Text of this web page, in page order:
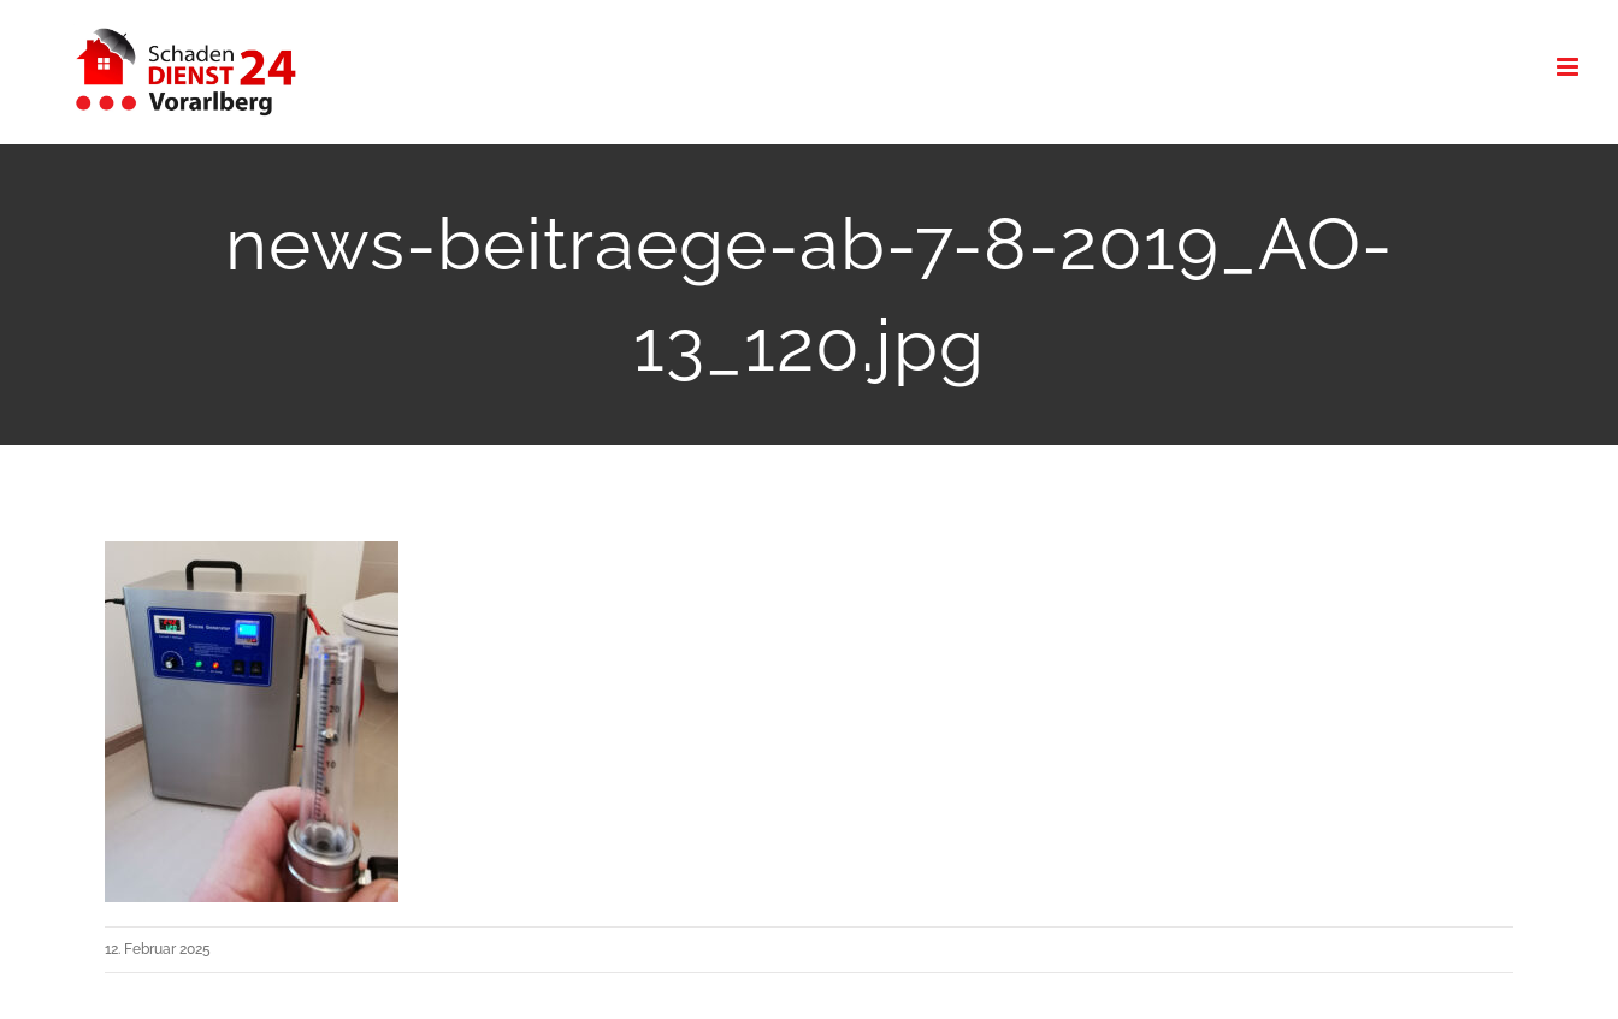
news-beitraege-ab-7-8-2019_AO-
13_120.jpg
12. Februar 2025